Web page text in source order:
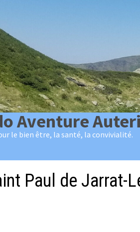
Aventure
le bien être, la santé, la convivialité.
Paul de Jarrat-